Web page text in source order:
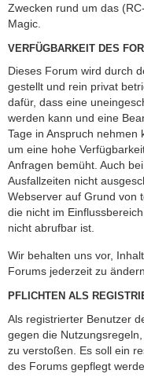
Zwecken rund um das
Magic.
VERFÜGBARKEIT DES
Dieses Forum wird durch
gestellt und rein privat
dafür, dass eine
werden kann und eine
Tage in Anspruch nehmen
um eine hohe
Anfragen bemüht. Auch
Ausfallzeiten nicht
Webserver auf Grund von
die nicht im
nicht abrufbar ist.
Wir behalten uns vor,
Forums jederzeit zu
PFLICHTEN ALS
Als registrierter Benutzer
gegen die
zu verstoßen. Es soll ein
des Forums gepflegt